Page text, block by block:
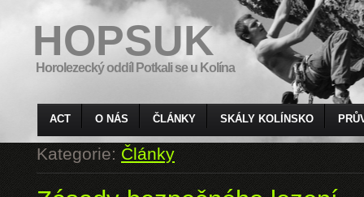
HOPSUK
Horolezecký oddíl Potkali se u Kolína
ACT O NÁS ČLÁNKY SKÁLY KOLÍNSKO
Kategorie:Články